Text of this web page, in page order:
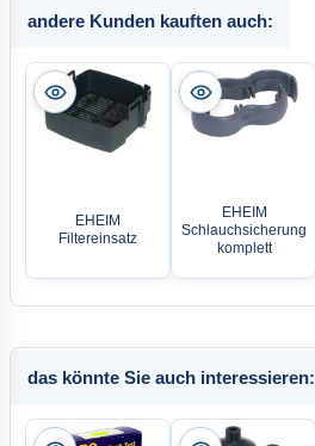
andere Kunden kauften auch:
EHEIM
Filtereinsatz
EHEIM
Schlauchsicherung
komplett
das könnte Sie auch interessieren: